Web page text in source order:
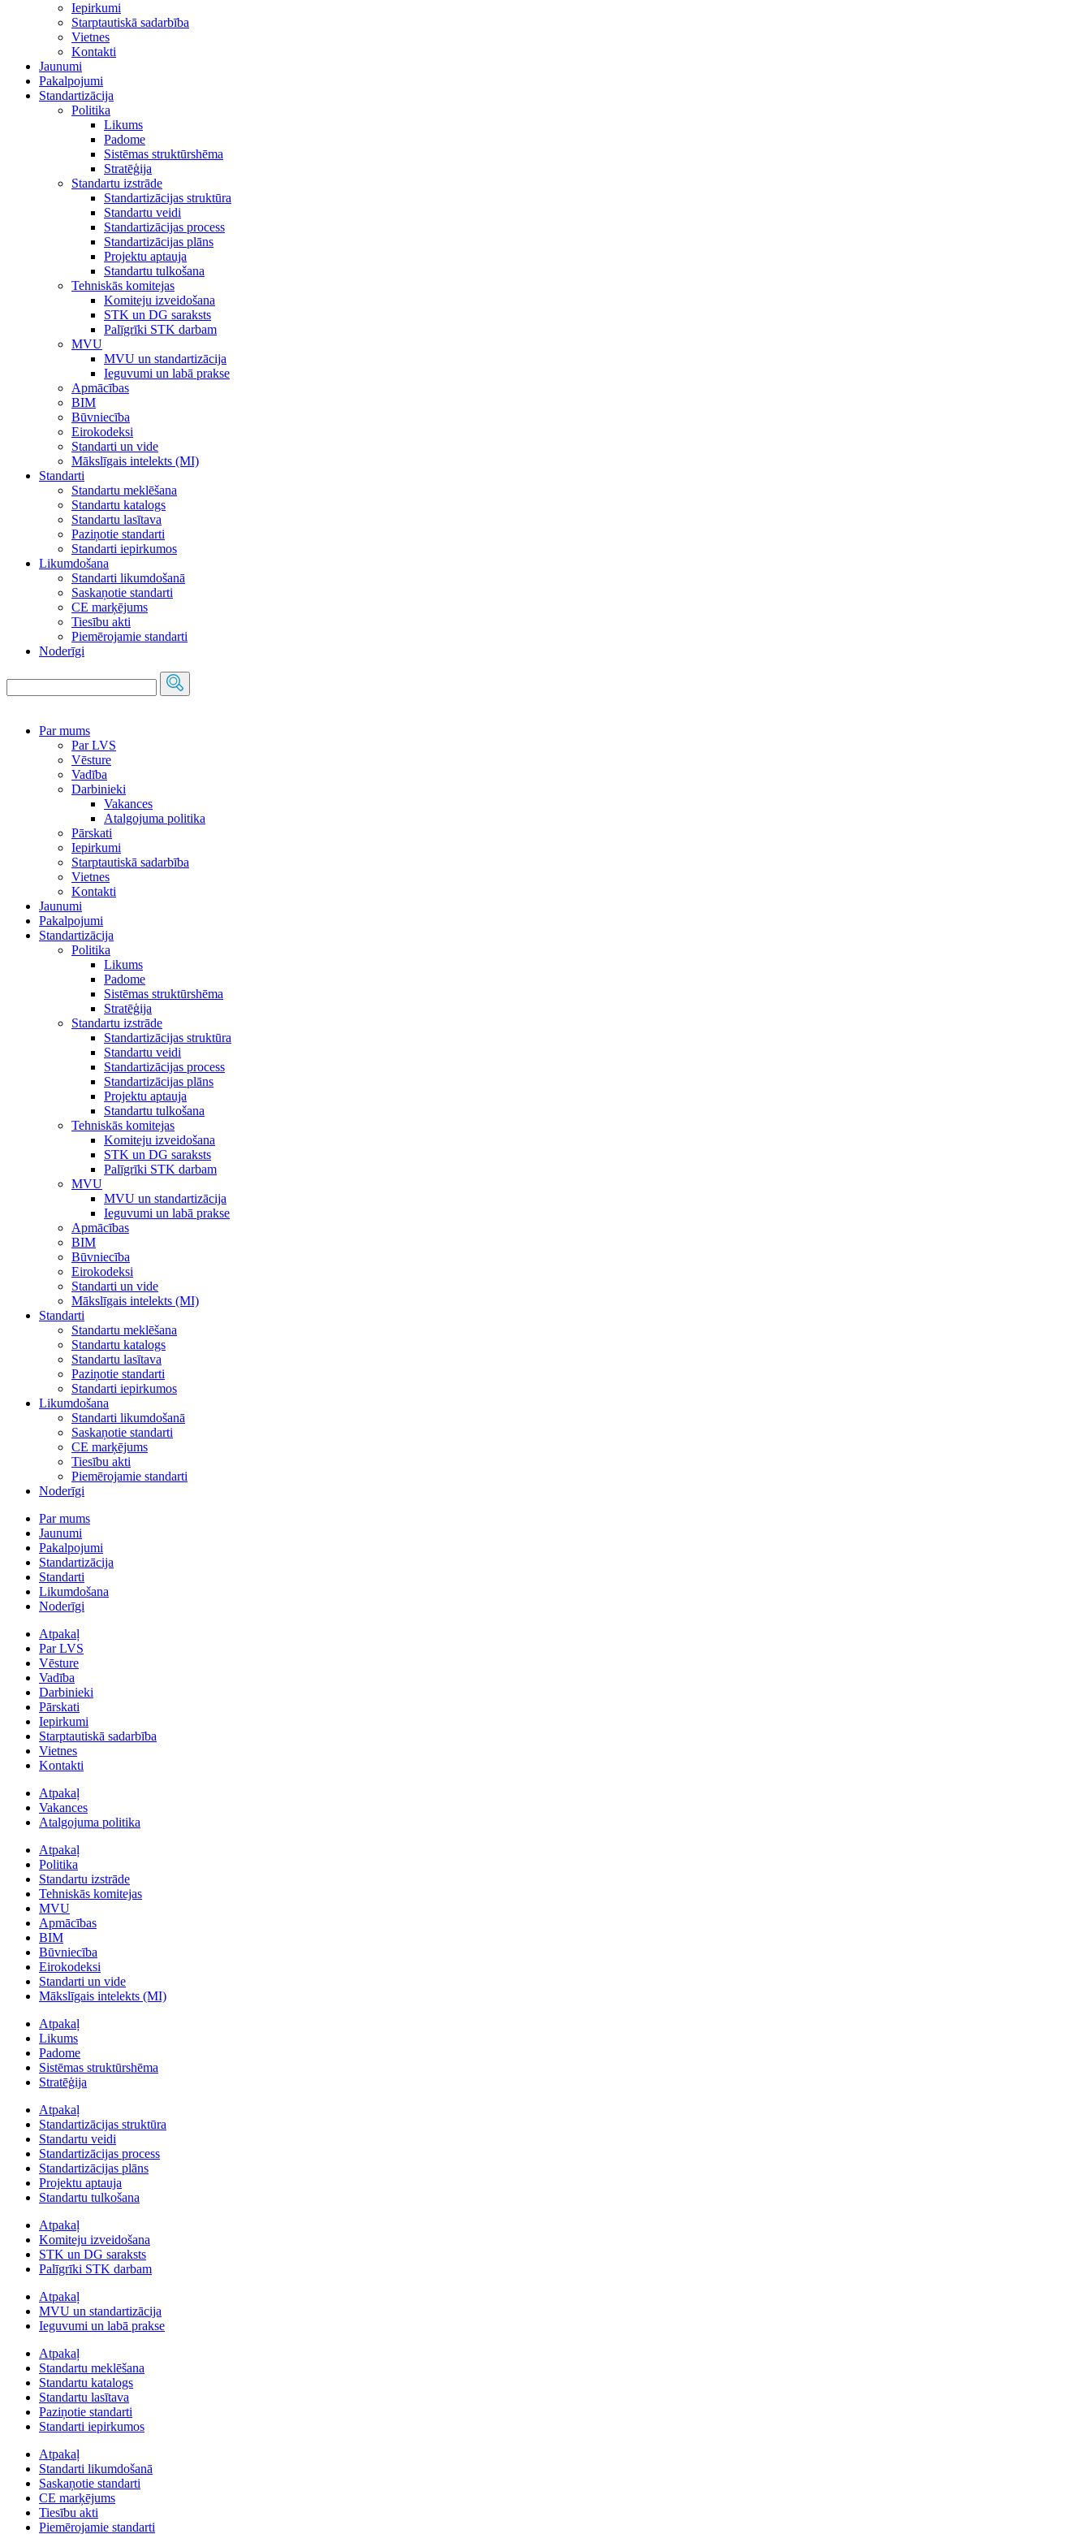
Iepirkumi
Starptautiskā sadarbība
Vietnes
Kontakti
Jaunumi
Pakalpojumi
Standartizācija
Politika
Likums
Padome
Sistēmas struktūrshēma
Stratēģija
Standartu izstrāde
Standartizācijas struktūra
Standartu veidi
Standartizācijas process
Standartizācijas plāns
Projektu aptauja
Standartu tulkošana
Tehniskās komitejas
Komiteju izveidošana
STK un DG saraksts
Palīgrīki STK darbam
MVU
MVU un standartizācija
Ieguvumi un labā prakse
Apmācības
BIM
Būvniecība
Eirokodeksi
Standarti un vide
Mākslīgais intelekts (MI)
Standarti
Standartu meklēšana
Standartu katalogs
Standartu lasītava
Paziņotie standarti
Standarti iepirkumos
Likumdošana
Standarti likumdošanā
Saskaņotie standarti
CE marķējums
Tiesību akti
Piemērojamie standarti
Noderīgi
Par mums
Par LVS
Vēsture
Vadība
Darbinieki
Vakances
Atalgojuma politika
Pārskati
Iepirkumi
Starptautiskā sadarbība
Vietnes
Kontakti
Jaunumi
Pakalpojumi
Standartizācija
Politika
Likums
Padome
Sistēmas struktūrshēma
Stratēģija
Standartu izstrāde
Standartizācijas struktūra
Standartu veidi
Standartizācijas process
Standartizācijas plāns
Projektu aptauja
Standartu tulkošana
Tehniskās komitejas
Komiteju izveidošana
STK un DG saraksts
Palīgrīki STK darbam
MVU
MVU un standartizācija
Ieguvumi un labā prakse
Apmācības
BIM
Būvniecība
Eirokodeksi
Standarti un vide
Mākslīgais intelekts (MI)
Standarti
Standartu meklēšana
Standartu katalogs
Standartu lasītava
Paziņotie standarti
Standarti iepirkumos
Likumdošana
Standarti likumdošanā
Saskaņotie standarti
CE marķējums
Tiesību akti
Piemērojamie standarti
Noderīgi
Par mums
Jaunumi
Pakalpojumi
Standartizācija
Standarti
Likumdošana
Noderīgi
Atpakaļ
Par LVS
Vēsture
Vadība
Darbinieki
Pārskati
Iepirkumi
Starptautiskā sadarbība
Vietnes
Kontakti
Atpakaļ
Vakances
Atalgojuma politika
Atpakaļ
Politika
Standartu izstrāde
Tehniskās komitejas
MVU
Apmācības
BIM
Būvniecība
Eirokodeksi
Standarti un vide
Mākslīgais intelekts (MI)
Atpakaļ
Likums
Padome
Sistēmas struktūrshēma
Stratēģija
Atpakaļ
Standartizācijas struktūra
Standartu veidi
Standartizācijas process
Standartizācijas plāns
Projektu aptauja
Standartu tulkošana
Atpakaļ
Komiteju izveidošana
STK un DG saraksts
Palīgrīki STK darbam
Atpakaļ
MVU un standartizācija
Ieguvumi un labā prakse
Atpakaļ
Standartu meklēšana
Standartu katalogs
Standartu lasītava
Paziņotie standarti
Standarti iepirkumos
Atpakaļ
Standarti likumdošanā
Saskaņotie standarti
CE marķējums
Tiesību akti
Piemērojamie standarti